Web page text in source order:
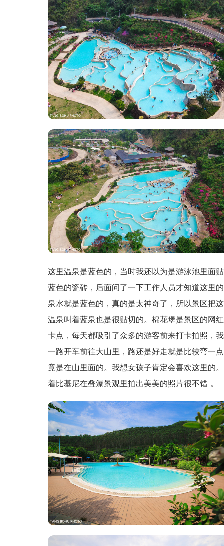
这里温泉是蓝色的，当时我还以为是游泳池里面
蓝色的瓷砖，后面问了一下工作人员才知道这里
泉水就是蓝色的，真的是太神奇了，所以景区把
温泉叫着蓝泉也是很贴切的。棉花堡是景区的网
卡点，每天都吸引了众多的游客前来打卡拍照，
一路开车前往大山里，路还是好走就是比较弯一
竟是在山里面的。我想女孩子肯定会喜欢这里的
着比基尼在叠瀑景观里拍出美美的照片很不错 。